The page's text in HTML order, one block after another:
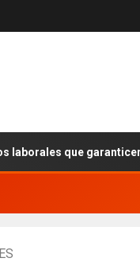
que garanticen el